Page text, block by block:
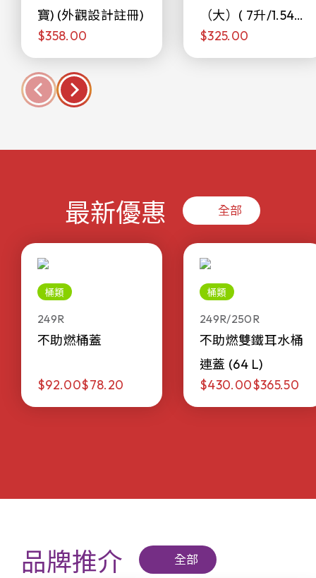
寶) (外觀設計註冊)
$358.00
（大）( 7升/1.54加
侖)
$325.00
最新優惠 全部
桶類
249R
不助燃桶蓋
$92.00$78.20
桶類
249R/250R
不助燃雙鐵耳水桶
連蓋 (64 L)
$430.00$365.50
品牌推介 全部